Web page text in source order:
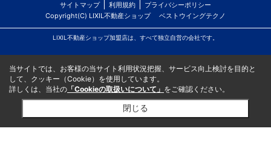
サイトマップ 利用規約
プライバシーポリシー
Copyright(C) LIXIL不動産ショップ ベストウイングテクノ
LIXIL不動産ショップ加盟店は、すべて独立自営の会社です。
当サイトでは、お客様の当サイト利用状況把握、サービス向上検討を目的と
して、クッキー（Cookie）を使用しています。
詳しくは、当社の 「Cookieの取扱いについて」 をご確認ください。
閉じる